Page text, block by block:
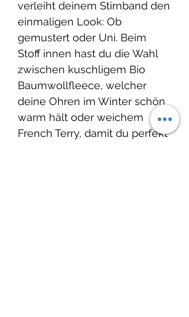
verleiht deinem Stirnband den
einmaligen Look: Ob
gemustert oder Uni. Beim
Stoff innen hast du die Wahl
zwischen kuschligem Bio
Baumwollfleece, welcher
deine Ohren im Winter schön
warm hält oder weichem
French Terry, damit du perfekt